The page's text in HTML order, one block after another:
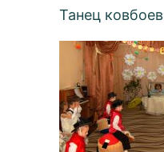
Танец ковбоев